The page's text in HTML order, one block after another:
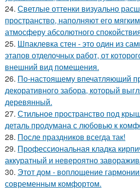
24. Светлые оттенки визуально
пространство, наполняют его
атмосферу абсолютного
25. Шпаклевка стен - это один из
этапов отделочных работ, от
внешний вид помещения.
26. По-настоящему впечатляющий
декоративного забора, который
деревянный.
27. Стильное пространство под
деталь продумана с любовью к
28. После праздников всегда так!
29. Профессиональная кладка
аккуратный и невероятно
30. Этот дом - воплощение
современным комфортом.